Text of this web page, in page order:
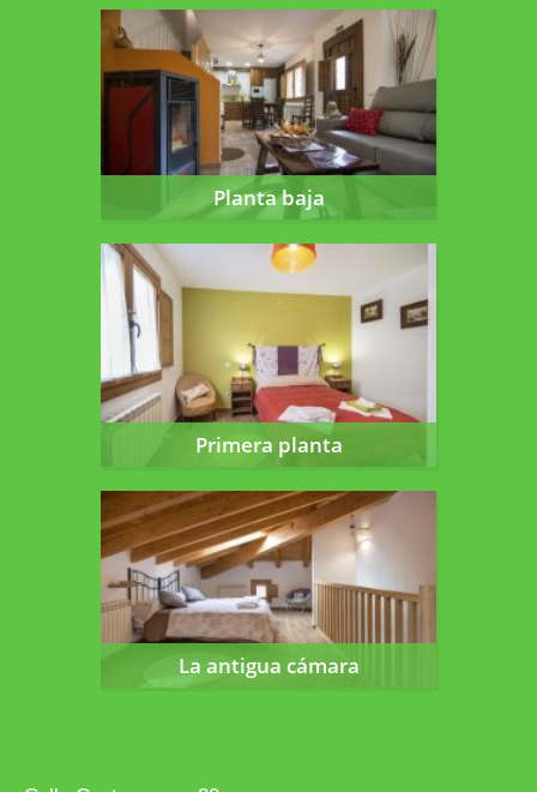
Planta baja
Planta baja
Primera planta
Primera planta
La antigua cámara
La antigua cámara